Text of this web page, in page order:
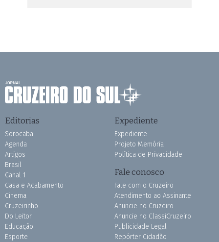
Editorias
Sorocaba
Agenda
Artigos
Brasil
Canal 1
Casa e Acabamento
Cinema
Cruzeirinho
Do Leitor
Educação
Esporte
Expediente
Expediente
Projeto Memória
Política de Privacidade
Fale conosco
Fale com o Cruzeiro
Atendimento ao Assinante
Anuncie no Cruzeiro
Anuncie no ClassiCruzeiro
Publicidade Legal
Repórter Cidadão